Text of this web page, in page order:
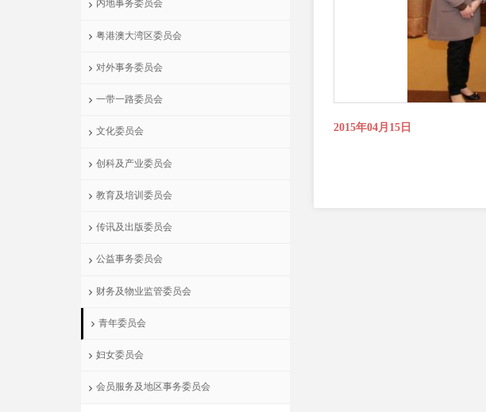
内地事务委员会
粤港澳大湾区委员会
对外事务委员会
一带一路委员会
文化委员会
创科及产业委员会
教育及培训委员会
传讯及出版委员会
公益事务委员会
财务及物业监管委员会
青年委员会
妇女委员会
会员服务及地区事务委员会
2015年04月15日